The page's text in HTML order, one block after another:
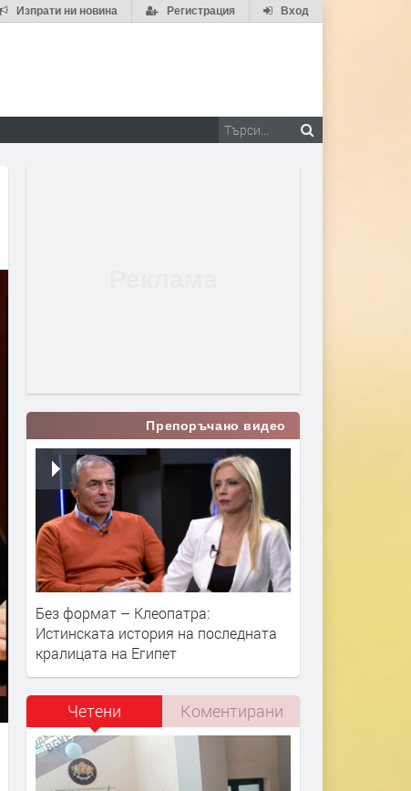
Вход
Регистрация
Изпрати ни новина
Препоръчано видео
Без формат – Клеопатра:
Истинската история на последната
кралицата на Египет
Четени Коментирани